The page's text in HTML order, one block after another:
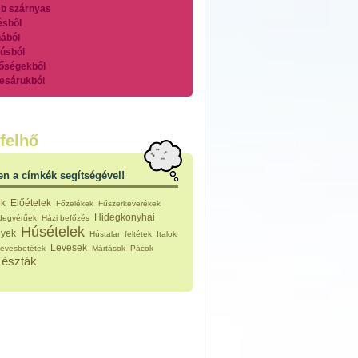
szárnyas
főzelékek
feltétek
ételek
készítmények
sült tészták
a címkék segítségével!
Előételek Főzelékek Fűszerkeverékek
Házi befőzés
Hidegkonyhai
Húsételek Hústalan feltétek Italok
Levesek Mártások Pácok